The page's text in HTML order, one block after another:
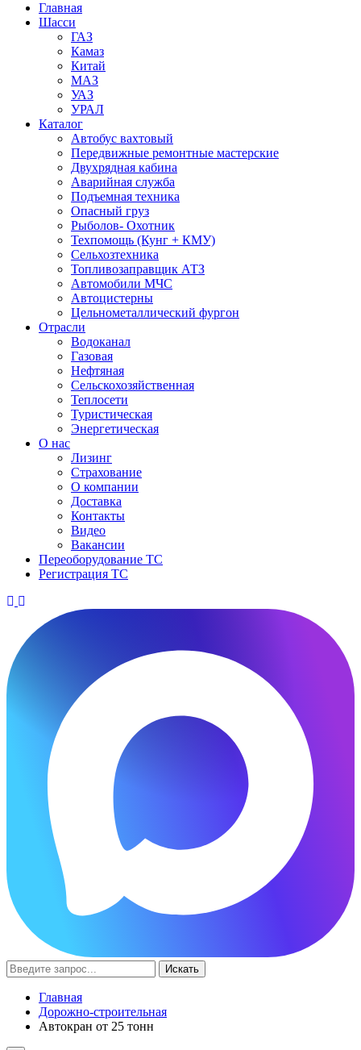
Главная
Шасси
ГАЗ
Камаз
Китай
МАЗ
УАЗ
УРАЛ
Каталог
Автобус вахтовый
Передвижные ремонтные мастерские
Двухрядная кабина
Аварийная служба
Подъемная техника
Опасный груз
Рыболов- Охотник
Техпомощь (Кунг + КМУ)
Сельхозтехника
Топливозаправщик АТЗ
Автомобили МЧС
Автоцистерны
Цельнометаллический фургон
Отрасли
Водоканал
Газовая
Нефтяная
Сельскохозяйственная
Теплосети
Туристическая
Энергетическая
О нас
Лизинг
Страхование
О компании
Доставка
Контакты
Видео
Вакансии
Переоборудование ТС
Регистрация ТС
Искать
Главная
Дорожно-строительная
Автокран от 25 тонн